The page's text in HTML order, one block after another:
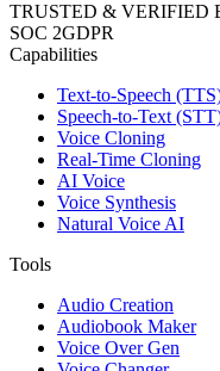
TRUSTED & VERIFIED
SOC 2GDPR
Capabilities
Text-to-Speech
Speech-to-Text
Voice Cloning
Real-Time Cloning
AI Voice
Voice Synthesis
Natural Voice AI
Tools
Audio Creation
Audiobook Maker
Voice Over Gen